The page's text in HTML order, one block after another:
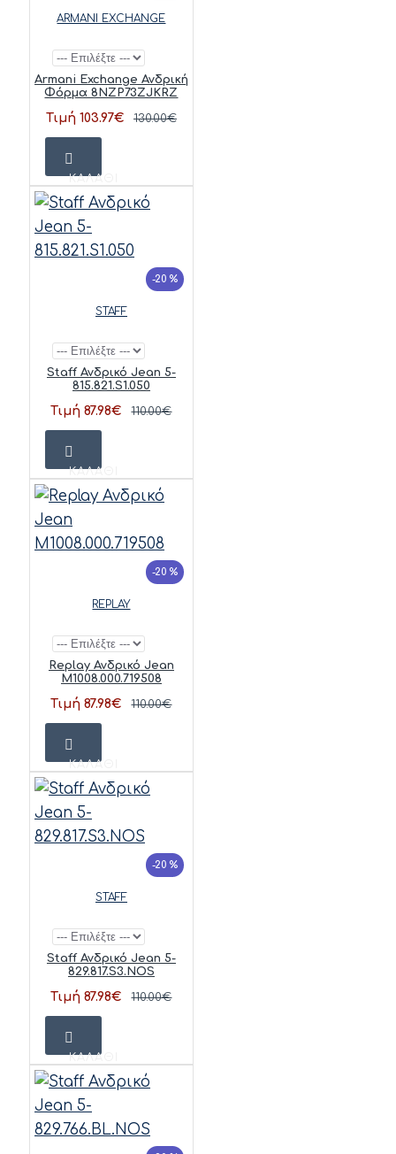
ARMANI EXCHANGE
Armani Exchange Ανδρική
Φόρμα 8NZP73ZJKRZ
Τιμή 103.97€ 130.00€
ΚΑΛΆΘΙ
-20 %
STAFF
Staff Ανδρικό Jean 5-
815.821.S1.050
Τιμή 87.98€ 110.00€
ΚΑΛΆΘΙ
-20 %
REPLAY
Replay Ανδρικό Jean
M1008.000.719508
Τιμή 87.98€ 110.00€
ΚΑΛΆΘΙ
-20 %
STAFF
Staff Ανδρικό Jean 5-
829.817.S3.NOS
Τιμή 87.98€ 110.00€
ΚΑΛΆΘΙ